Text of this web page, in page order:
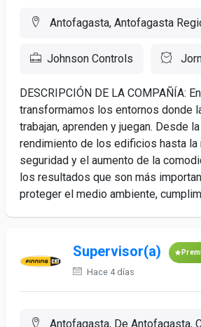
Antofagasta, Antofagasta
Johnson Controls
DESCRIPCIÓN DE LA COMPAÑÍA:
transformamos los entornos donde
trabajan, aprenden y juegan. Desde
rendimiento de los edificios hasta la
seguridad y el aumento de la
los resultados que son más
proteger el medio ambiente,
Supervisor(a)
Hace 4 días
Antofagasta, De Antofagasta,